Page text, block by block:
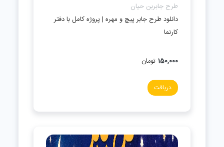
طرح جابربن حیان
دانلود طرح جابر پیچ و مهره | پروژه کامل با دفتر
کارنما
150,000 تومان
دریافت